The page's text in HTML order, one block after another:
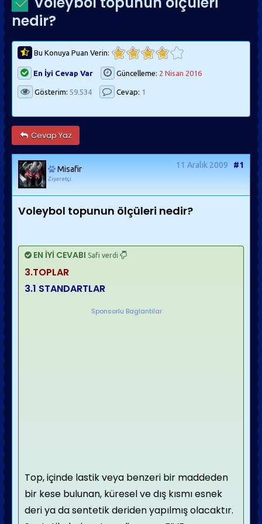
nedir?
Bu Konuya Puan Verin:
En İyi Cevap Var Güncelleme: 2 Nisan 2016
Gösterim: 59.534 Cevap: 1
Cevap Yaz
Misafir
Ziyaretçi
11 Aralık 2009 #1
Voleybol topunun ölçüleri nedir?
EN İYİ CEVABI Safi verdi
3.TOPLAR
3.1 STANDARTLAR
Sponsorlu Baglantilar
Top, içinde lastik veya benzeri bir maddeden
bir kese bulunan, küresel ve dış kısmı esnek
deri ya da sentetik deriden yapılmış olacaktır.